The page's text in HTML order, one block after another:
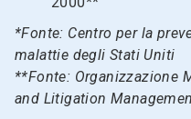
*Fonte: Centro per la
malattie degli Stati Uniti
**Fonte: Organizzazione
and Litigation